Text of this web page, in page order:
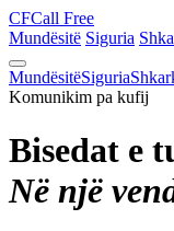
CFCall Free
Mundësitë Siguria
MundësitëSiguria
Komunikim pa kufij
Bisedat e
Në një